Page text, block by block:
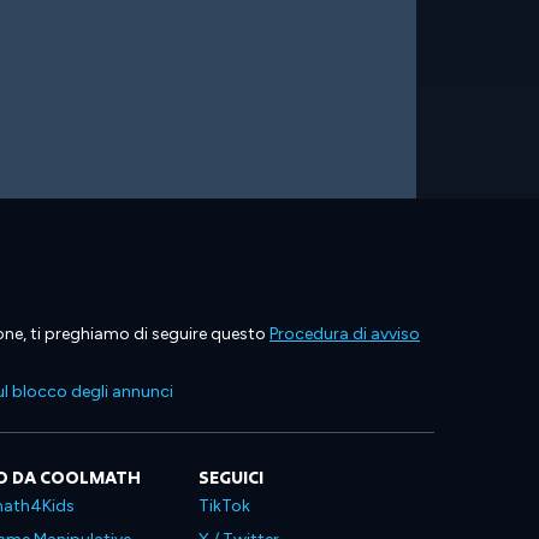
ti preghiamo di seguire questo Procedura di avviso
blocco degli annunci
DA COOLMATH SEGUICI
TikTok